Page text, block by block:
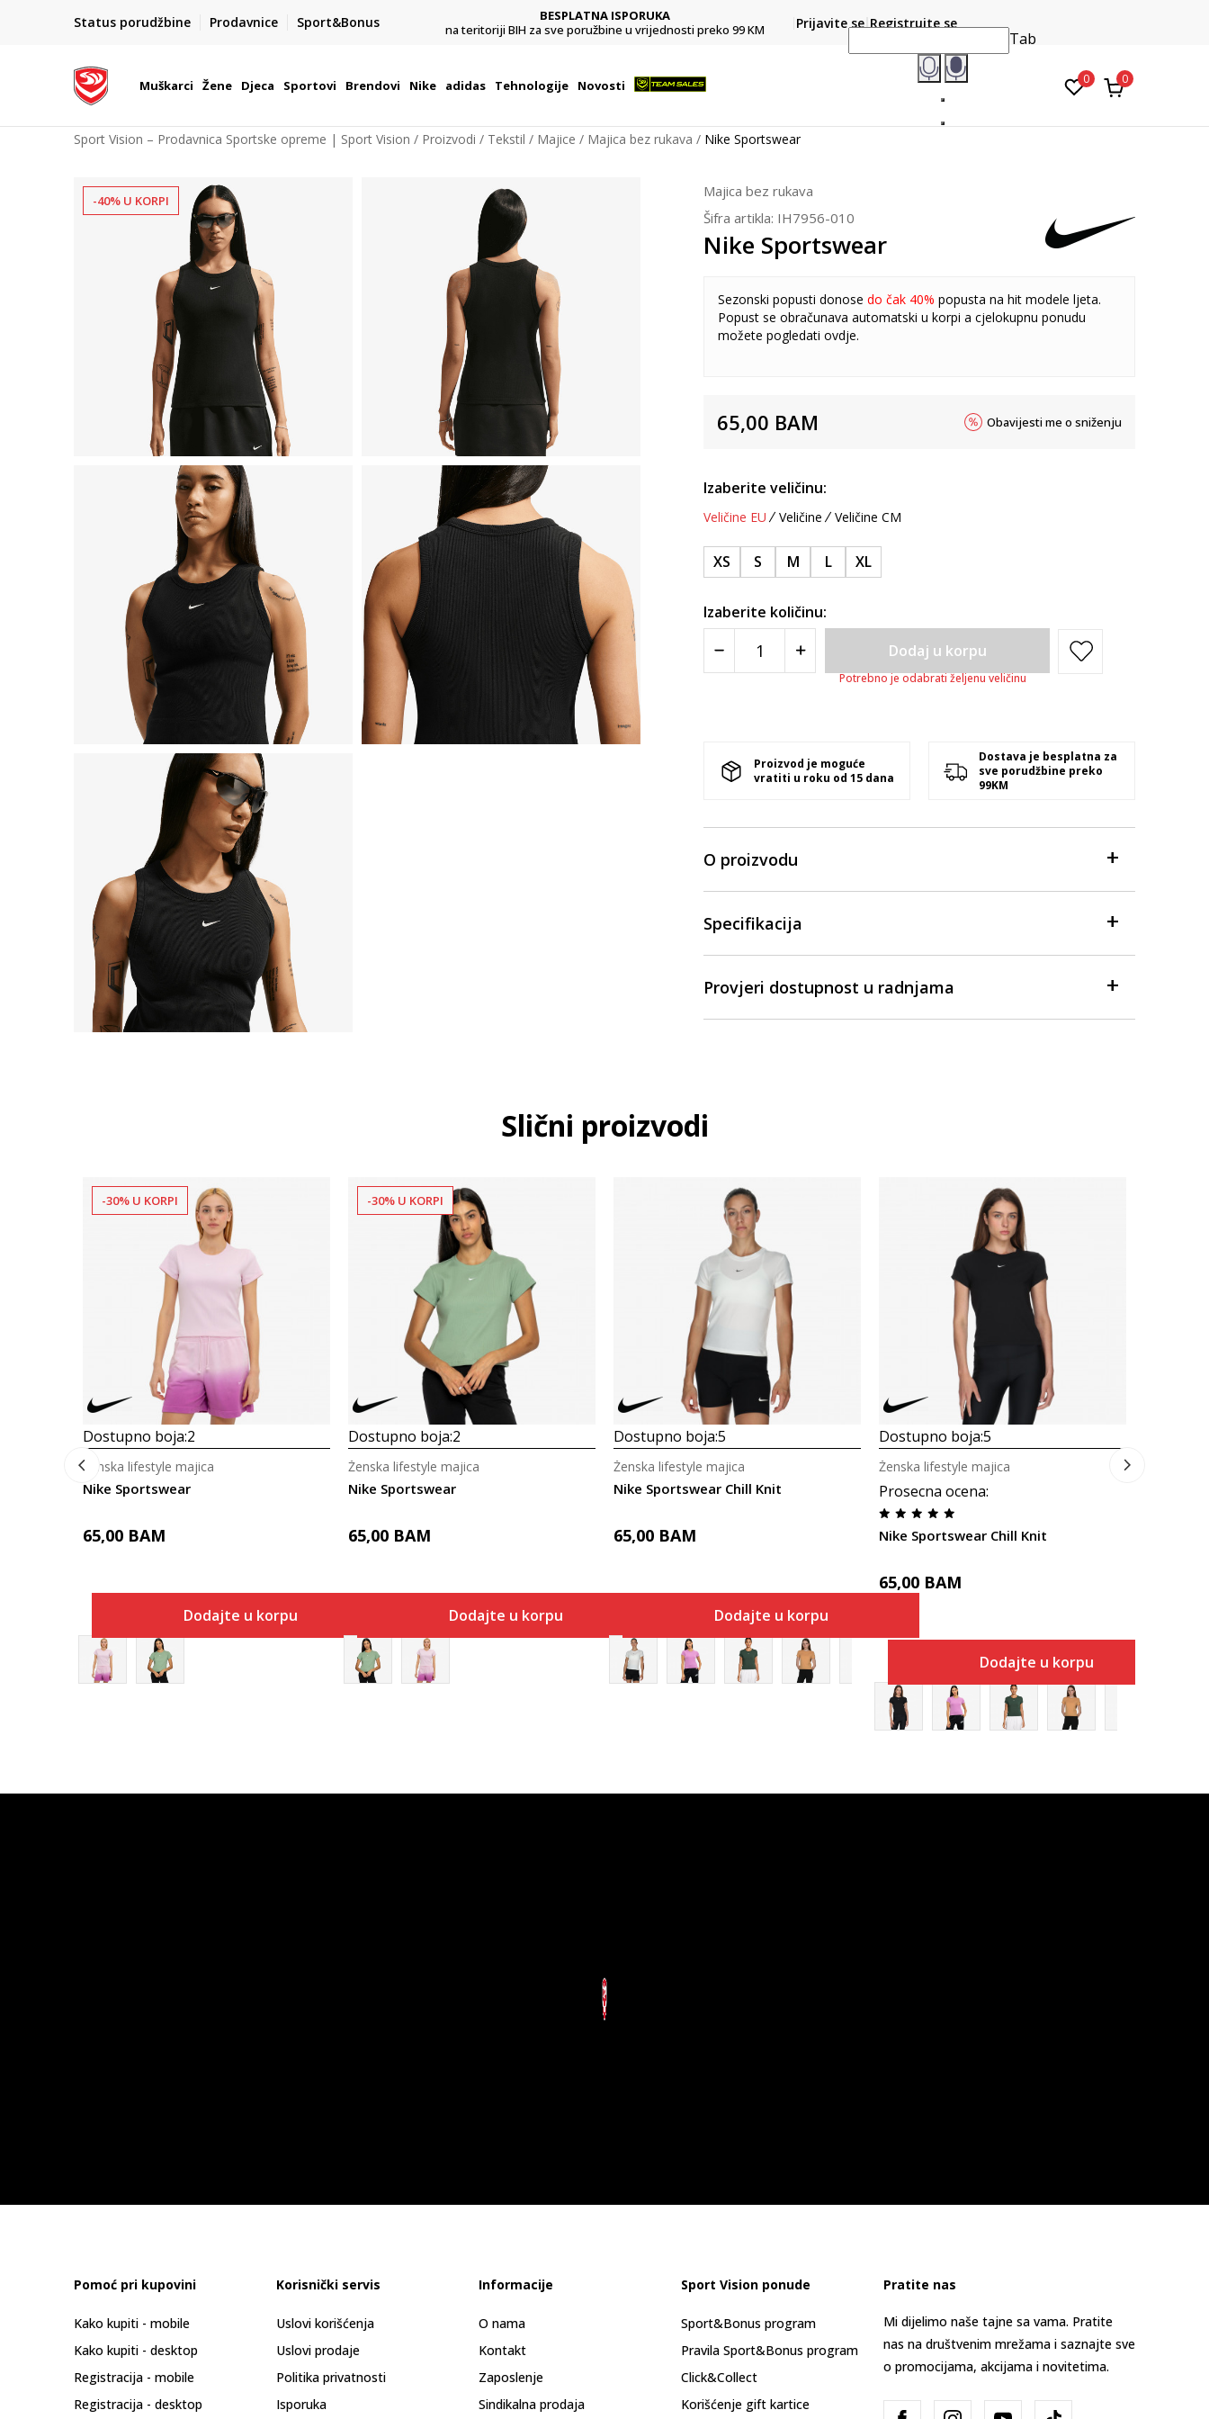
Status porudžbine Prodavnice Sport&Bonus
POZOVITE NAS NA : 055/490-400
Pon-Pet od 9h - 16h
BESPLATNA ISPORUKA
na teritoriji BIH za sve poružbine u vrijednosti preko 99 KM
Platite karticom online i preuzmite u prodavnici po vašem
Prijavite se Registrujte se
Muškarci Žene Djeca Sportovi Brendovi Nike adidas Tehnologije Novosti
Tab
0 0
Sport Vision – Prodavnica Sportske opreme | Sport Vision Proizvodi Tekstil Majice Majica bez rukava Nike Sportswear
-40% U KORPI
Majica bez rukava
Šifra artikla: IH7956-010
Nike Sportswear
Sezonski popusti donose do čak 40% popusta na hit modele ljeta.
Popust se obračunava automatski u korpi a cjelokupnu ponudu
možete pogledati ovdje.
65,00 BAM Obavijesti me o sniženju
Izaberite veličinu:
Veličine EU Veličine Veličine CM
XS S M L XL
Izaberite količinu:
Dodaj u korpu
Potrebno je odabrati željenu veličinu
Proizvod je moguće
vratiti u roku od 15 dana
Dostava je besplatna za
sve porudžbine preko
99KM
O proizvodu
Specifikacija
Provjeri dostupnost u radnjama
Slični proizvodi
-30% U KORPI
Dostupno boja:2
Nike Sportswear
Ženska lifestyle majica
65,00 BAM
Dodajte u korpu
-30% U KORPI
Dostupno boja:2
Nike Sportswear
Ženska lifestyle majica
65,00 BAM
Dodajte u korpu
Dostupno boja:5
Nike Sportswear Chill Knit
Ženska lifestyle majica
65,00 BAM
Dodajte u korpu
Dostupno boja:5
Prosecna ocena:
Nike Sportswear Chill Knit
Ženska lifestyle majica
65,00 BAM
Dodajte u korpu
Pomoć pri kupovini
Kako kupiti - mobile
Kako kupiti - desktop
Registracija - mobile
Registracija - desktop
Korisnički servis
Uslovi korišćenja
Uslovi prodaje
Politika privatnosti
Isporuka
Informacije
O nama
Kontakt
Zaposlenje
Sindikalna prodaja
Sport Vision ponude
Sport&Bonus program
Pravila Sport&Bonus program
Click&Collect
Korišćenje gift kartice
Pratite nas
Mi dijelimo naše tajne sa vama. Pratite
nas na društvenim mrežama i saznajte sve
o promocijama, akcijama i novitetima.